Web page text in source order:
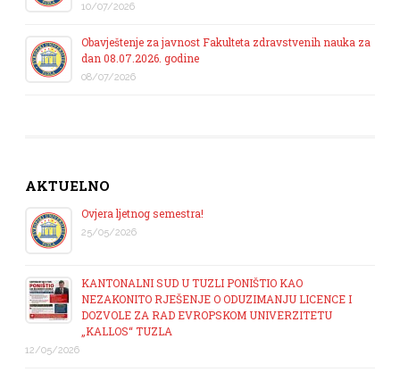
10/07/2026
Obavještenje za javnost Fakulteta zdravstvenih nauka za
dan 08.07.2026. godine
08/07/2026
AKTUELNO
Ovjera ljetnog semestra!
25/05/2026
KANTONALNI SUD U TUZLI PONIŠTIO KAO
NEZAKONITO RJEŠENJE O ODUZIMANJU LICENCE I
DOZVOLE ZA RAD EVROPSKOM UNIVERZITETU
„KALLOS“ TUZLA
12/05/2026